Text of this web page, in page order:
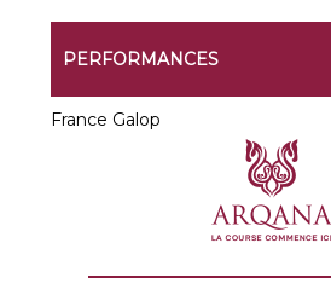
PERFORMANCES
France Galop